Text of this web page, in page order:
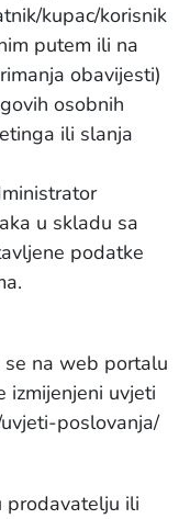
kupac/korisnik
putem ili na
obavijesti)
osobnih
ili slanja
u skladu sa
podatke
na web portalu
izmijenjeni uvjeti
poslovanja/
prodavatelju ili